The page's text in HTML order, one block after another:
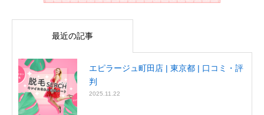
最近の記事
エピラージュ町田店 | 東京都 | 口コミ・評
判
2025.11.22